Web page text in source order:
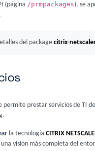
(página /prmpackages), se
del package citrix-
permite prestar servicios de TI
la tecnología CITRIX
visión más completa del